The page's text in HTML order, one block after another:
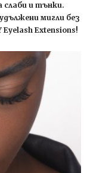
слаби и тънки.
мигли без
Extensions!